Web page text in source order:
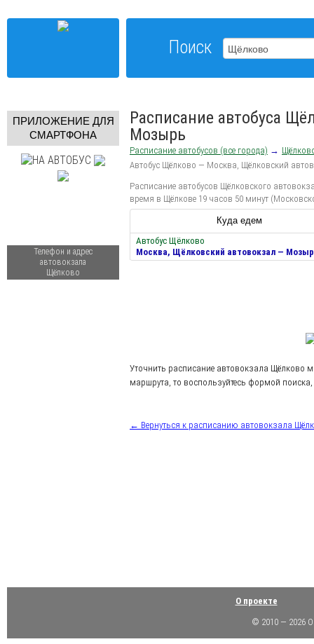
Поиск
ПРИЛОЖЕНИЕ ДЛЯ
СМАРТФОНА
Телефон и адрес
автовокзала
Щёлково
Расписание автобуса
Мозырь
Расписание автобусов (все города) →
Автобус Щёлково — Москва, Щёлковский
Расписание автобусов Щёлковского
время в Щёлкове 19 часов 50 минут
Куда едем
Автобус Щёлково
Москва, Щёлковский автовокзал —
Уточнить расписание автовокзала Щёлково
маршрута, то воспользуйтесь формой
← Вернуться к расписанию автовокзала
О проекте
© 2010 — 2026